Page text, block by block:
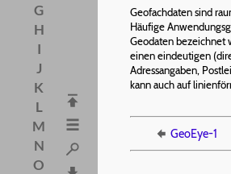
G
H
I
J
K
L
M
N
O
Geofachdaten sind
Häufige
Geodaten bezeichnet
einen eindeutigen
Adressangaben,
kann auch auf
GeoEye-1